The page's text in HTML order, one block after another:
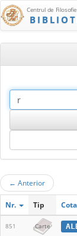
Centrul de
← Anterior
Nr. Tip Cota
851 Carte